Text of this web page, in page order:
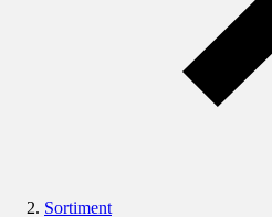
Sortiment